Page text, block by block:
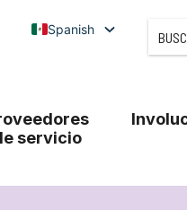
Spanish
servicio